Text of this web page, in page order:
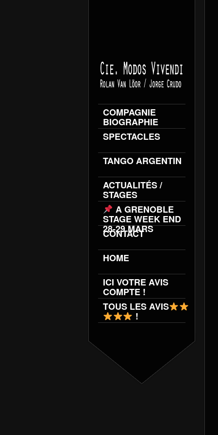
COMPAGNIE
BIOGRAPHIE
SPECTACLES
TANGO ARGENTIN
ACTUALITÉS /
STAGES
A GRENOBLE
STAGE WEEK END
28-29 MARS
CONTACT
HOME
ICI VOTRE AVIS
COMPTE !
TOUS LES AVIS
!